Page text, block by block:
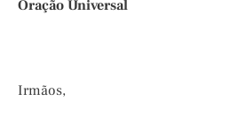
Oração Universal
Irmãos,